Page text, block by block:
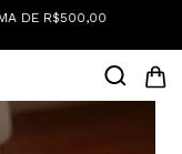
DE R$500,00